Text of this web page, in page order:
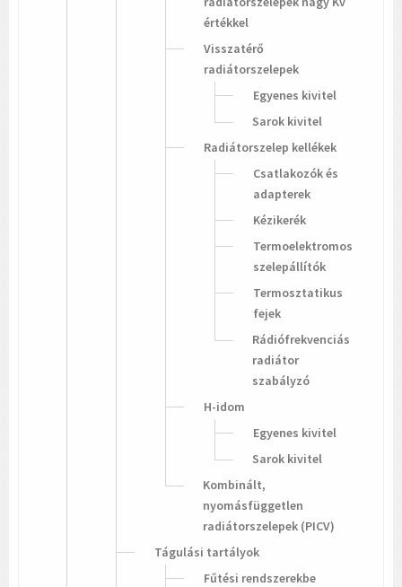
értékkel
Visszatérő
radiátorszelepek
Egyenes kivitel
Sarok kivitel
Radiátorszelep kellékek
Csatlakozók és
adapterek
Kézikerék
Termoelektromos
szelepállítók
Termosztatikus
fejek
Rádiófrekvenciás
radiátor
szabályzó
H-idom
Egyenes kivitel
Sarok kivitel
Kombinált,
nyomásfüggetlen
radiátorszelepek (PICV)
Tágulási tartályok
Fűtési rendszerekbe